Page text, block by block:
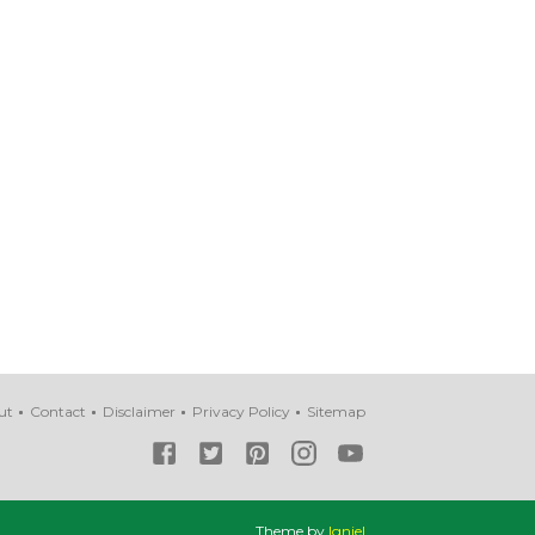
Contact Disclaimer Privacy Policy Sitemap
Theme by Igniel